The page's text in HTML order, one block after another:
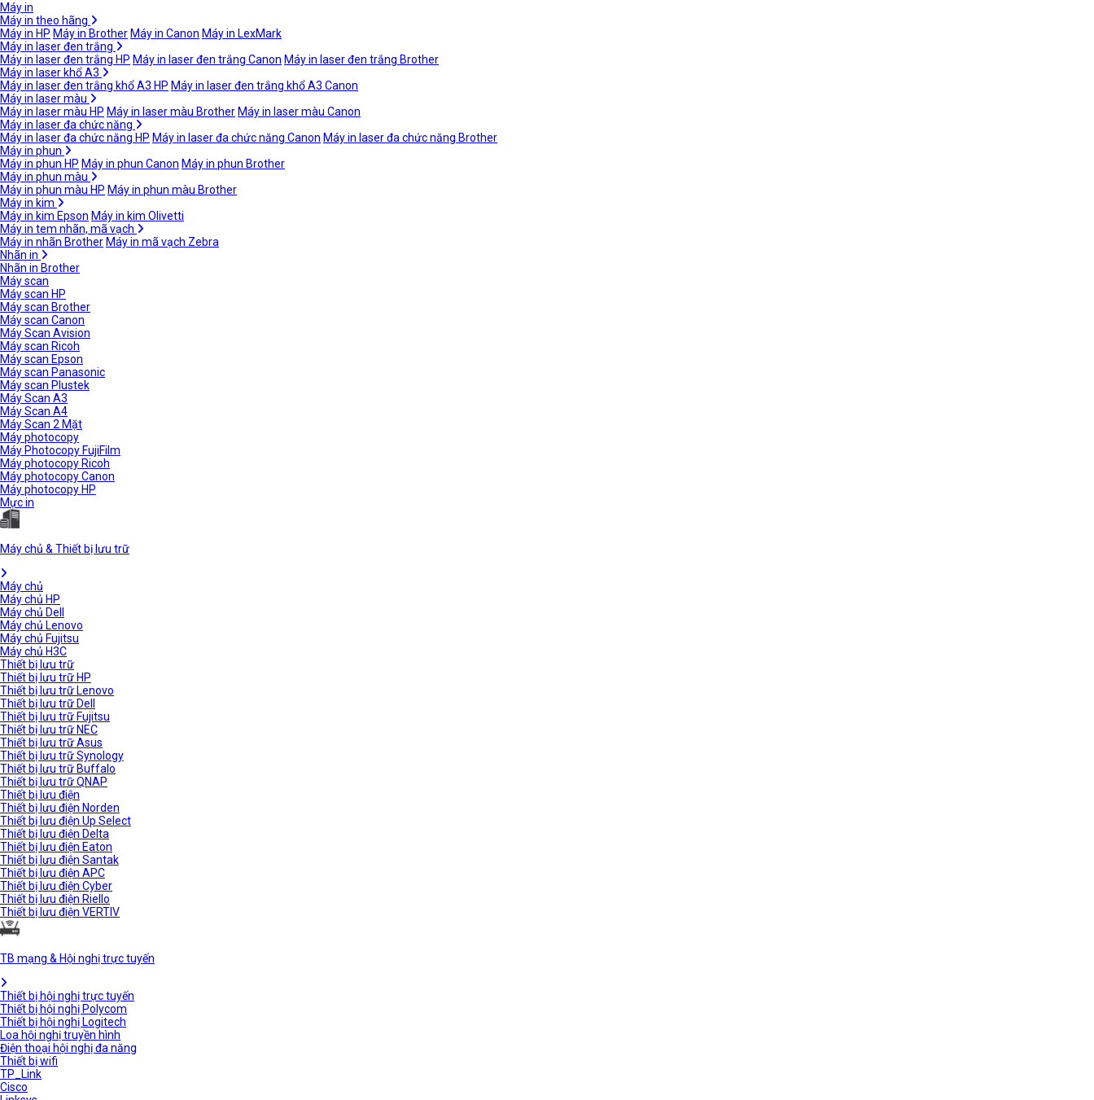
Máy in
Máy in theo hãng
Máy in HP Máy in Brother Máy in Canon Máy in LexMark
Máy in laser đen trắng
Máy in laser đen trắng HP Máy in laser đen trắng Canon Máy in laser đen trắng Brother
Máy in laser khổ A3
Máy in laser đen trắng khổ A3 HP Máy in laser đen trắng khổ A3 Canon
Máy in laser màu
Máy in laser màu HP Máy in laser màu Brother Máy in laser màu Canon
Máy in laser đa chức năng
Máy in laser đa chức năng HP Máy in laser đa chức năng Canon Máy in laser đa chức năng Brother
Máy in phun
Máy in phun HP Máy in phun Canon Máy in phun Brother
Máy in phun màu
Máy in phun màu HP Máy in phun màu Brother
Máy in kim
Máy in kim Epson Máy in kim Olivetti
Máy in tem nhãn, mã vạch
Máy in nhãn Brother Máy in mã vạch Zebra
Nhãn in
Nhãn in Brother
Máy scan
Máy scan HP
Máy scan Brother
Máy scan Canon
Máy Scan Avision
Máy scan Ricoh
Máy scan Epson
Máy scan Panasonic
Máy scan Plustek
Máy Scan A3
Máy Scan A4
Máy Scan 2 Mặt
Máy photocopy
Máy Photocopy FujiFilm
Máy photocopy Ricoh
Máy photocopy Canon
Máy photocopy HP
Mực in
Máy chủ & Thiết bị lưu trữ
Máy chủ
Máy chủ HP
Máy chủ Dell
Máy chủ Lenovo
Máy chủ Fujitsu
Máy chủ H3C
Thiết bị lưu trữ
Thiết bị lưu trữ HP
Thiết bị lưu trữ Lenovo
Thiết bị lưu trữ Dell
Thiết bị lưu trữ Fujitsu
Thiết bị lưu trữ NEC
Thiết bị lưu trữ Asus
Thiết bị lưu trữ Synology
Thiết bị lưu trữ Buffalo
Thiết bị lưu trữ QNAP
Thiết bị lưu điện
Thiết bị lưu điện Norden
Thiết bị lưu điện Up Select
Thiết bị lưu điện Delta
Thiết bị lưu điện Eaton
Thiết bị lưu điện Santak
Thiết bị lưu điện APC
Thiết bị lưu điện Cyber
Thiết bị lưu điện Riello
Thiết bị lưu điện VERTIV
TB mạng & Hội nghị trực tuyến
Thiết bị hội nghị trực tuyến
Thiết bị hội nghị Polycom
Thiết bị hội nghị Logitech
Loa hội nghị truyền hình
Điện thoại hội nghị đa năng
Thiết bị wifi
TP_Link
Cisco